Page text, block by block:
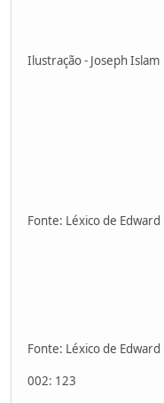
Ilustração - Joseph Islam
Fonte: Léxico de Edward
Fonte: Léxico de Edward
002: 123